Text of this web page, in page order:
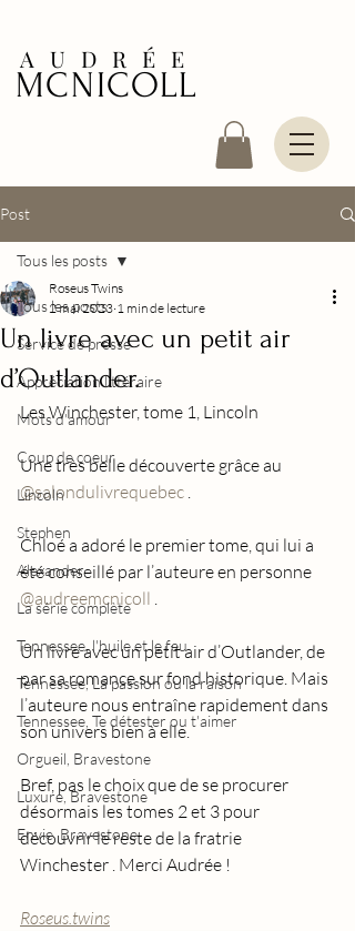
AUDRÉE
MCNICOLL
Post
Tous les posts
Service de presse
Appréciation littéraire
Mots d'amour
Coup de coeur
Lincoln
Stephen
Alexander
La série complète
Tennessee, l'huile et le feu
Tennessee, La passion ou la raison
Tennessee, Te détester ou t'aimer
Orgueil, Bravestone
Luxure, Bravestone
Envie, Bravestone
Tous les posts
Un livre avec un petit air
d’Outlander.
Roseus Twins
2 mai 2023 1 min de lecture
Les Winchester, tome 1, Lincoln
Une très belle découverte grâce au
@salondulivrequebec .
Chloé a adoré le premier tome, qui lui a
été conseillé par l’auteure en personne
@audreemcnicoll .
Un livre avec un petit air d’Outlander, de
par sa romance sur fond historique. Mais
l’auteure nous entraîne rapidement dans
son univers bien à elle.
Bref, pas le choix que de se procurer
désormais les tomes 2 et 3 pour
découvrir le reste de la fratrie
Winchester . Merci Audrée !
Roseus.twins